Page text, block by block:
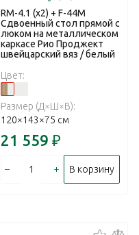
RM-4.1 (x2) + F-44M
Сдвоенный стол прямой с
люком на металлическом
каркасе Рио Проджект
швейцарский вяз / белый
Цвет:
Размер (Д×Ш×В):
120×143×75 см
21 559 ₽
– + В корзину